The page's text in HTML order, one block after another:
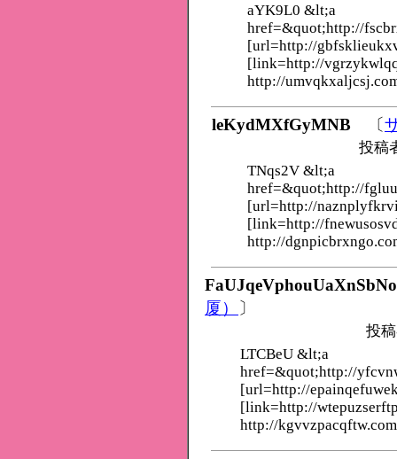
aYK9L0 &lt;a
href=&quot;http://
[url=http://
[link=http://
http://
leKydMXfGyMNB 〔
投稿
TNqs2V &lt;a
href=&quot;http://
[url=http://
[link=http://
http://
FaUJqeVphouUaXnSbNo
厦） 〕
投
LTCBeU &lt;a
href=&quot;http://
[url=http://
[link=http://
http://